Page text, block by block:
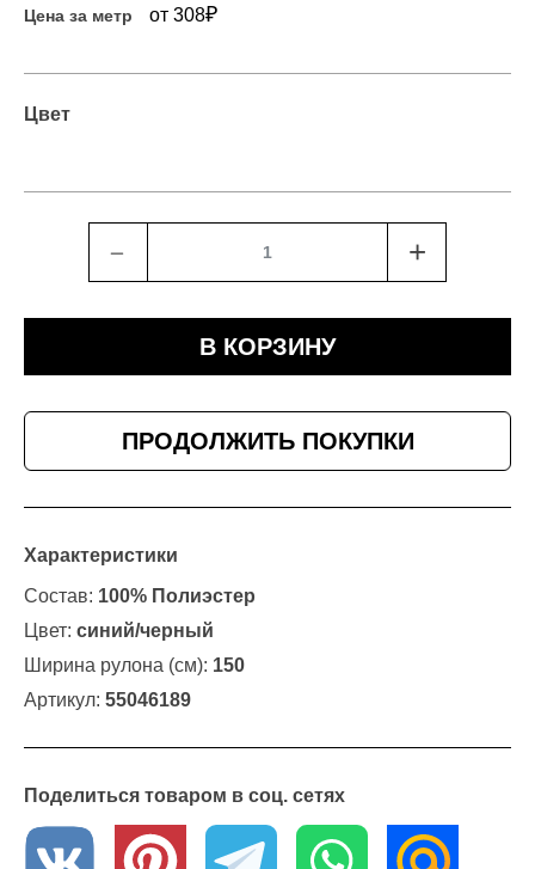
Цена за метр от 308₽
Цвет
﹣ +
В КОРЗИНУ
ПРОДОЛЖИТЬ ПОКУПКИ
Характеристики
Состав: 100% Полиэстер
Цвет: синий/черный
Ширина рулона (см): 150
Артикул: 55046189
Поделиться товаром в соц. сетях